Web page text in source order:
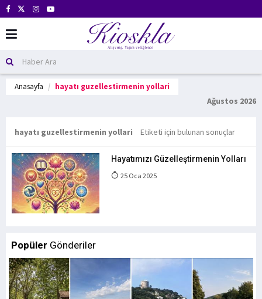
Anasayfa hayatı guzellestirmenin yollari
Ağustos 2026
hayatı guzellestirmenin yollari Etiketi için bulunan sonuçlar
Hayatımızı Güzelleştirmenin Yolları
25 Oca 2025
Popüler Gönderiler